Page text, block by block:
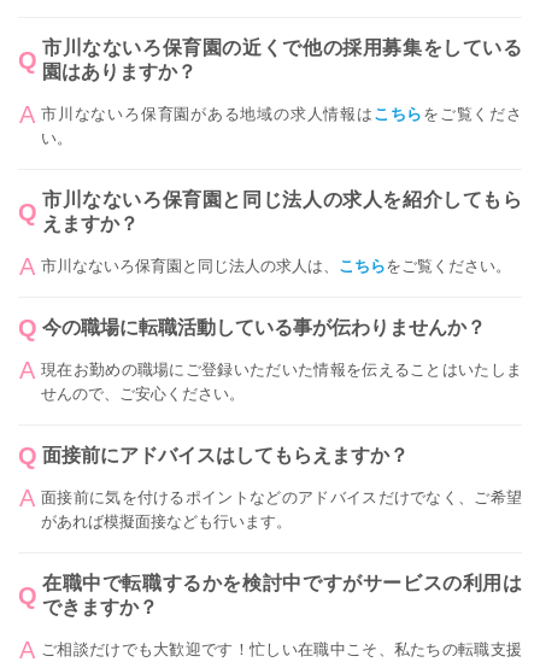
市川なないろ保育園の近くで他の採用募集をしている
園はありますか？
市川なないろ保育園がある地域の求人情報は こちら をご覧くださ
い。
市川なないろ保育園と同じ法人の求人を紹介してもら
えますか？
市川なないろ保育園と同じ法人の求人は、 こちらをご覧ください。
今の職場に転職活動している事が伝わりませんか？
現在お勤めの職場にご登録いただいた情報を伝えることはいたしま
せんので、ご安心ください。
面接前にアドバイスはしてもらえますか？
面接前に気を付けるポイントなどのアドバイスだけでなく、ご希望
があれば模擬面接なども行います。
在職中で転職するかを検討中ですがサービスの利用は
できますか？
ご相談だけでも大歓迎です！忙しい在職中こそ、私たちの転職支援